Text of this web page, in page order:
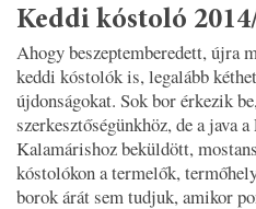
Keddi kóstoló
Ahogy beszeptemberedett, újra
keddi kóstolók is, legalább
újdonságokat. Sok bor érkezik
szerkesztőségünkhöz, de a java
Kalamárishoz beküldött,
kóstolókon a termelők,
borok árát sem tudjuk, amikor